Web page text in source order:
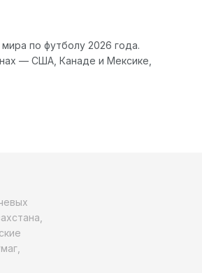
по футболу 2026 года.
— США, Канаде и Мексике,